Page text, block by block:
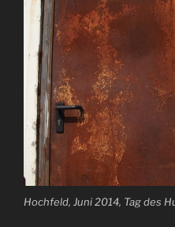
Hochfeld, Juni 2014, Tag des